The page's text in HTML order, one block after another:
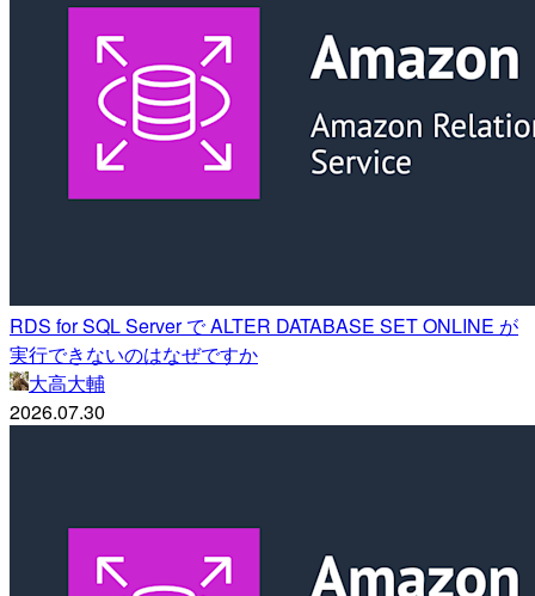
RDS for SQL Server で ALTER DATABASE SET ONLINE が
実行できないのはなぜですか
大高大輔
2026.07.30